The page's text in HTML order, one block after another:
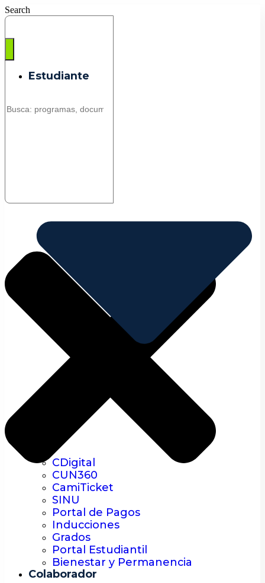
Saltar
al
Search
Estudiante
CDigital
CUN360
CamiTicket
SINU
Portal de Pagos
Inducciones
Grados
Portal Estudiantil
Bienestar y Permanencia
Colaborador